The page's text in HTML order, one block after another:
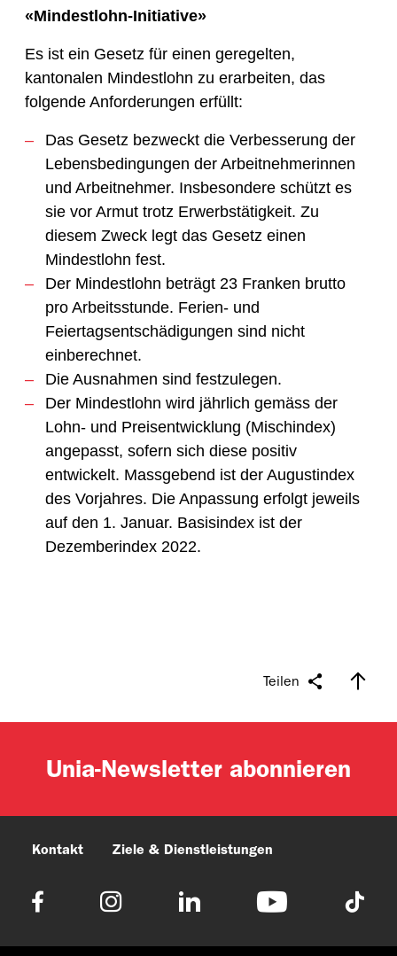
«Mindestlohn-Initiative»
Es ist ein Gesetz für einen geregelten,
kantonalen Mindestlohn zu erarbeiten, das
folgende Anforderungen erfüllt:
Das Gesetz bezweckt die Verbesserung der
Lebensbedingungen der Arbeitnehmerinnen
und Arbeitnehmer. Insbesondere schützt es
sie vor Armut trotz Erwerbstätigkeit. Zu
diesem Zweck legt das Gesetz einen
Mindestlohn fest.
Der Mindestlohn beträgt 23 Franken brutto
pro Arbeitsstunde. Ferien- und
Feiertagsentschädigungen sind nicht
einberechnet.
Die Ausnahmen sind festzulegen.
Der Mindestlohn wird jährlich gemäss der
Lohn- und Preisentwicklung (Mischindex)
angepasst, sofern sich diese positiv
entwickelt. Massgebend ist der Augustindex
des Vorjahres. Die Anpassung erfolgt jeweils
auf den 1. Januar. Basisindex ist der
Dezemberindex 2022.
Teilen
Unia-Newsletter abonnieren
Kontakt Ziele & Dienstleistungen